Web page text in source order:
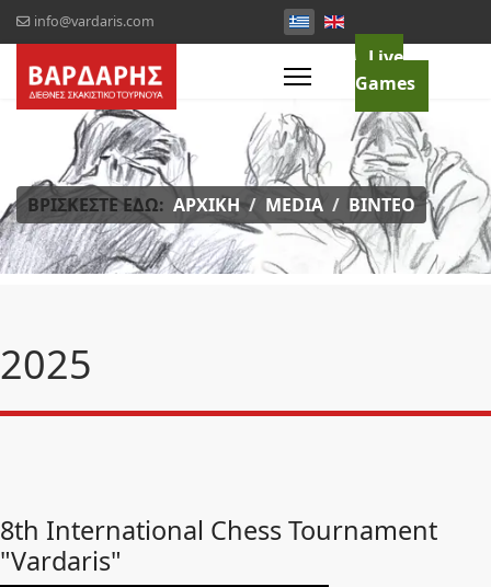
info@vardaris.com
Live
Games
ΒΡΊΣΚΕΣΤΕ ΕΔΏ: ΑΡΧΙΚΉ MEDIA ΒΊΝΤΕΟ
2025
8th International Chess Tournament
"Vardaris"